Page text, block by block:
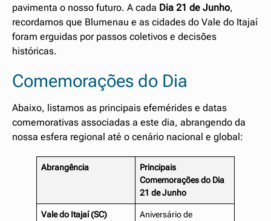
pavimenta o nosso futuro. A cada Dia 21 de Junho,
recordamos que Blumenau e as cidades do Vale do Itajaí
foram erguidas por passos coletivos e decisões
históricas.
Comemorações do Dia
Abaixo, listamos as principais efemérides e datas
comemorativas associadas a este dia, abrangendo da
nossa esfera regional até o cenário nacional e global:
Abrangência
Principais
Comemorações do Dia
21 de Junho
Vale do Itajaí (SC)
Aniversário de